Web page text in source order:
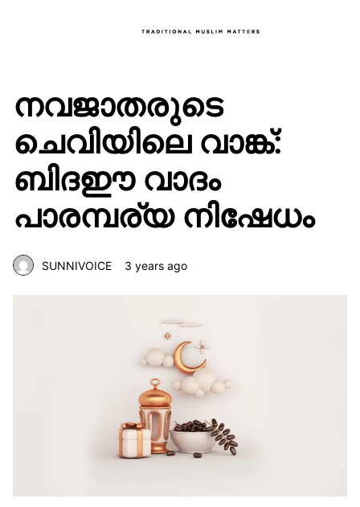
നവജാതരുടെ
ചെവിയിലെ വാങ്ക്:
ബിദഈ വാദം
പാരമ്പര്യ നിഷേധം
SUNNIVOICE 3 years ago